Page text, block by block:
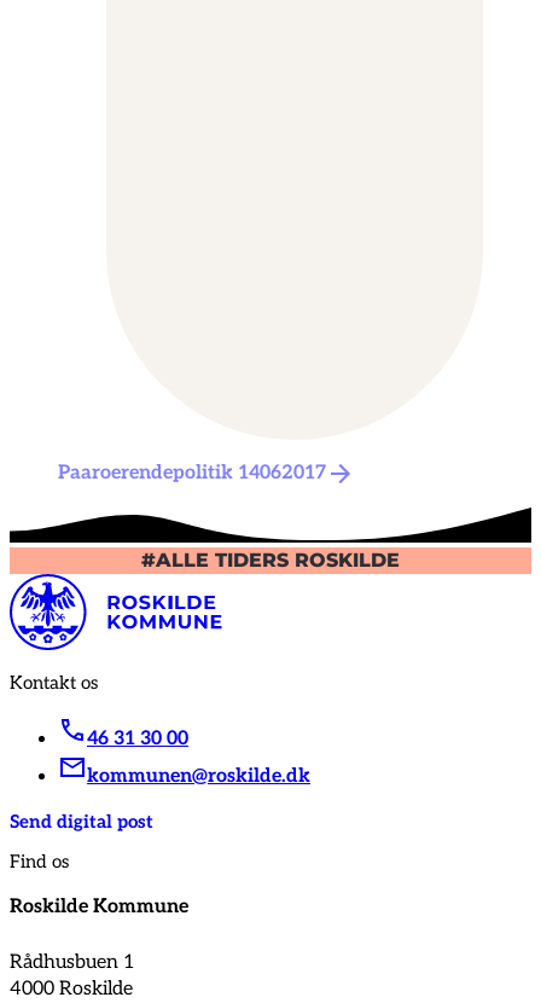
Paaroerendepolitik 14062017
#ALLE TIDERS ROSKILDE
Kontakt os
46 31 30 00
kommunen@roskilde.dk
Send digital post
Find os
Roskilde Kommune
Rådhusbuen 1
4000 Roskilde